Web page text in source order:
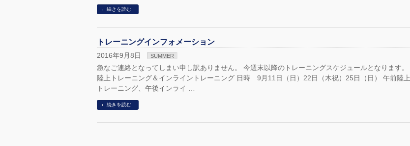
続きを読む
トレーニングインフォメーション
2016年9月8日 SUMMER
急なご連絡となってしまい申し訳ありません。 今週末以降のトレーニングスケジュールとなります。
陸上トレーニング＆インライントレーニング 日時 9月11日（日）22日（木祝）25日（日） 午前陸上
トレーニング、午後インライ …
続きを読む